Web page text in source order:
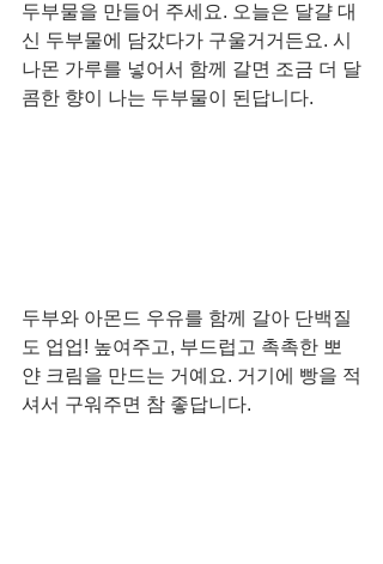
두부물을 만들어 주세요. 오늘은 달걀 대
신 두부물에 담갔다가 구울거거든요. 시
나몬 가루를 넣어서 함께 갈면 조금 더 달
콤한 향이 나는 두부물이 된답니다.
두부와 아몬드 우유를 함께 갈아 단백질
도 업업! 높여주고, 부드럽고 촉촉한 뽀
얀 크림을 만드는 거예요. 거기에 빵을 적
셔서 구워주면 참 좋답니다.